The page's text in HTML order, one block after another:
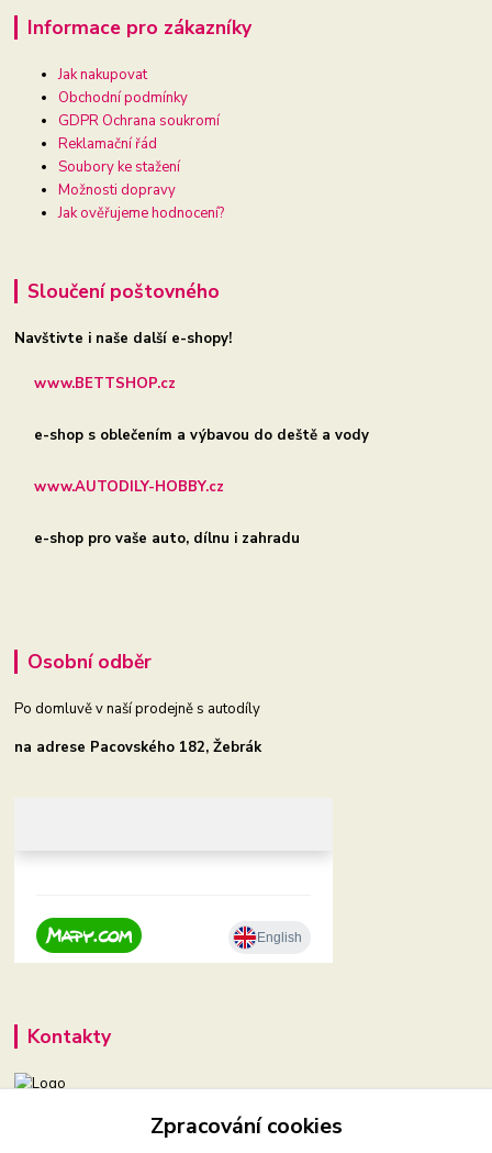
Informace pro zákazníky
Jak nakupovat
Obchodní podmínky
GDPR Ochrana soukromí
Reklamační řád
Soubory ke stažení
Možnosti dopravy
Jak ověřujeme hodnocení?
Sloučení poštovného
Navštivte i naše další e-shopy!
www.BETTSHOP.cz
e-shop s oblečením a výbavou do deště a vody
www.AUTODILY-HOBBY.cz
e-shop pro vaše auto, dílnu i zahradu
Osobní odběr
Po domluvě v naší prodejně s autodíly
na adrese Pacovského 182, Žebrák
Kontakty
+420 604 921 321Zpracování cookies